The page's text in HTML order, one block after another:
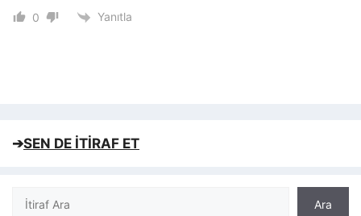
0 Yanıtla
➔SEN DE İTİRAF ET
Ara
Ara